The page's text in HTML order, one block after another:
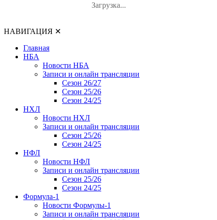
Загрузка...
НАВИГАЦИЯ ✕
Главная
НБА
Новости НБА
Записи и онлайн трансляции
Сезон 26/27
Сезон 25/26
Сезон 24/25
НХЛ
Новости НХЛ
Записи и онлайн трансляции
Сезон 25/26
Сезон 24/25
НФЛ
Новости НФЛ
Записи и онлайн трансляции
Сезон 25/26
Сезон 24/25
Формула-1
Новости Формулы-1
Записи и онлайн трансляции